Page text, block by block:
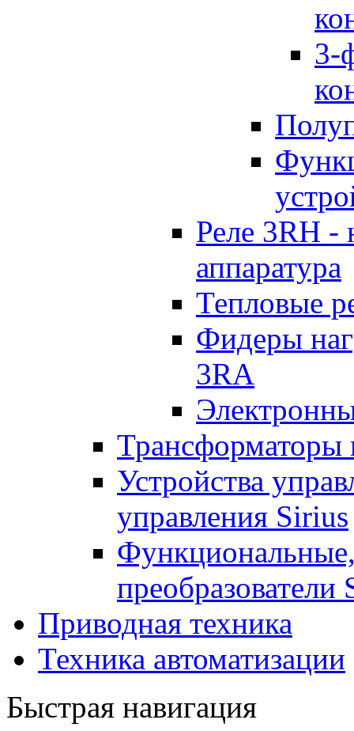
3-
Реле 3RH -
аппаратура
Тепловые
Фидеры
3RA
Трансформаторы
Устройства
управления Sirius
преобразователи
Приводная техника
Техника автоматизации
Быстрая навигация